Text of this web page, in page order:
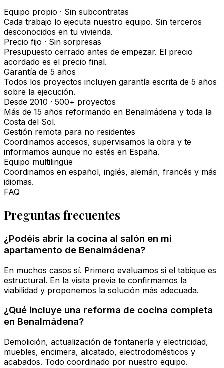
Equipo propio · Sin subcontratas
Cada trabajo lo ejecuta nuestro equipo. Sin terceros
desconocidos en tu vivienda.
Precio fijo · Sin sorpresas
Presupuesto cerrado antes de empezar. El precio
acordado es el precio final.
Garantía de 5 años
Todos los proyectos incluyen garantía escrita de 5 años
sobre la ejecución.
Desde 2010 · 500+ proyectos
Más de 15 años reformando en Benalmádena y toda la
Costa del Sol.
Gestión remota para no residentes
Coordinamos accesos, supervisamos la obra y te
informamos aunque no estés en España.
Equipo multilingüe
Coordinamos en español, inglés, alemán, francés y más
idiomas.
FAQ
Preguntas frecuentes
¿Podéis abrir la cocina al salón en mi
apartamento de Benalmádena?
En muchos casos sí. Primero evaluamos si el tabique es
estructural. En la visita previa te confirmamos la
viabilidad y proponemos la solución más adecuada.
¿Qué incluye una reforma de cocina completa
en Benalmádena?
Demolición, actualización de fontanería y electricidad,
muebles, encimera, alicatado, electrodomésticos y
acabados. Todo coordinado por nuestro equipo.